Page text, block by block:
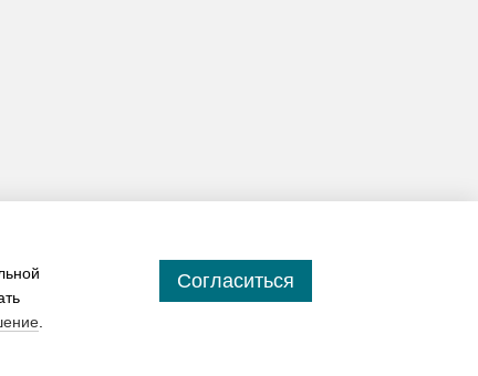
Согласиться